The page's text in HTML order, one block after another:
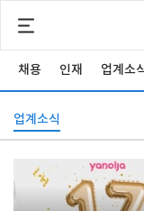
채용 인재 업계소
업계소식